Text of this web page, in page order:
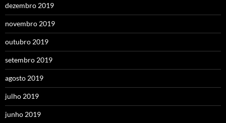
dezembro 2019
novembro 2019
outubro 2019
setembro 2019
agosto 2019
julho 2019
junho 2019